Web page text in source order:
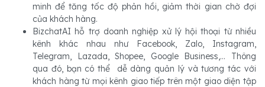
minh để tăng tốc độ phản hồi, giảm thời gian chờ đợi
của khách hàng.
BizchatAI hỗ trợ doanh nghiệp xử lý hội thoại từ nhiều
kênh khác nhau như Facebook, Zalo, Instagram,
Telegram, Lazada, Shopee, Google Business,... Thông
qua đó, bạn có thể dễ dàng quản lý và tương tác với
khách hàng từ mọi kênh giao tiếp trên một giao diện tập